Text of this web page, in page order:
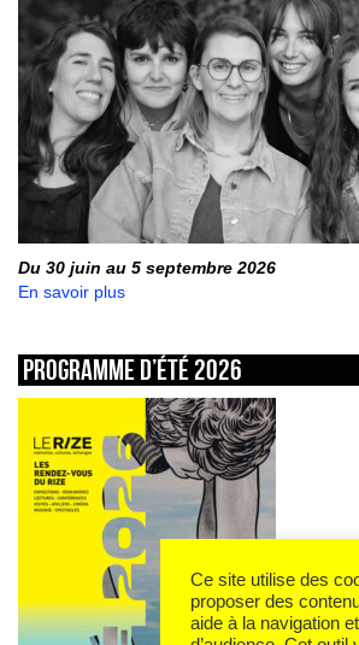
Du 30 juin au 5 septembre 2026
En savoir plus
Programme d’été 2026
Ce site utilise des
proposer des
aide à la navigation